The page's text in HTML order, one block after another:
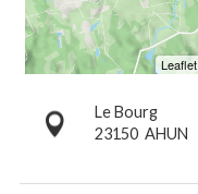
Le Bourg
23150 AHUN